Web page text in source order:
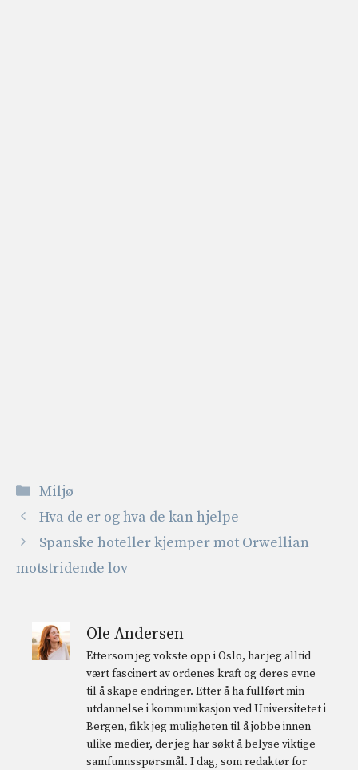
Kategorier
Miljø
Hva de er og hva de kan hjelpe
Spanske hoteller kjemper mot Orwellian
motstridende lov
Ole Andersen
Ettersom jeg vokste opp i Oslo, har jeg alltid
vært fascinert av ordenes kraft og deres evne
til å skape endringer. Etter å ha fullført min
utdannelse i kommunikasjon ved Universitetet i
Bergen, fikk jeg muligheten til å jobbe innen
ulike medier, der jeg har søkt å belyse viktige
samfunnsspørsmål. I dag, som redaktør for